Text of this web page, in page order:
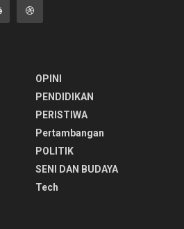
OPINI
PENDIDIKAN
PERISTIWA
Pertambangan
POLITIK
SENI DAN BUDAYA
Tech